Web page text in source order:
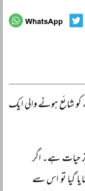
’’اردو ٹائمز‘‘ نیویارک میں ۲۱ جولائی ۲۰۱۱ء کو شائع ہونے والی ایک
حیات ہے۔ اگر
گیا تو اس سے